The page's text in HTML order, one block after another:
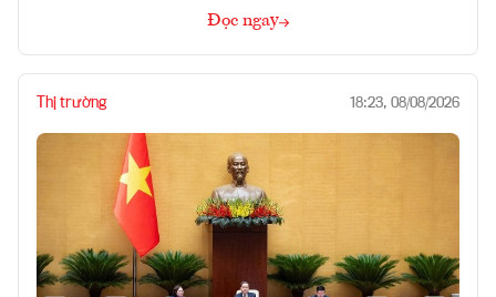
Đọc ngay
Thị trường 18:23, 08/08/2026